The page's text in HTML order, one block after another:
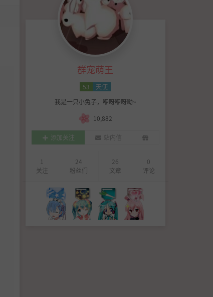
群宠萌王
53
天使
我是一只小兔子，咿呀咿呀呦~
10,882
添加关注 站内信
1
关注
24
粉丝们
26
文章
0
评论